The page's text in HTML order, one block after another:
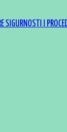
SIGURNOSTI I